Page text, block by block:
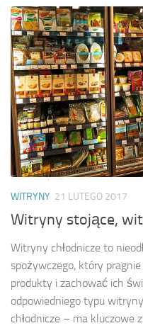
WITRYNY 21 LUTEGO 2017
Witryny stojące,
Witryny chłodnicze to
spożywczego, który
produkty i zachować ich
odpowiedniego typu
chłodnicze – ma kluczowe